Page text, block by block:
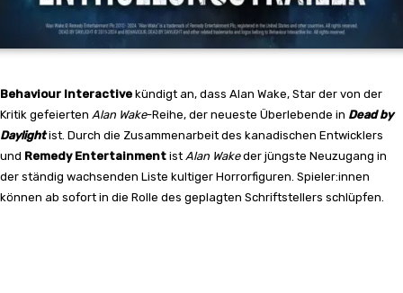
Behaviour Interactive kündigt an, dass Alan Wake, Star der von der
Kritik gefeierten Alan Wake-Reihe, der neueste Überlebende in Dead by
Daylightist. Durch die Zusammenarbeit des kanadischen Entwicklers
und Remedy Entertainment ist Alan Wakeder jüngste Neuzugang in
der ständig wachsenden Liste kultiger Horrorfiguren. Spieler:innen
können ab sofort in die Rolle des geplagten Schriftstellers schlüpfen.